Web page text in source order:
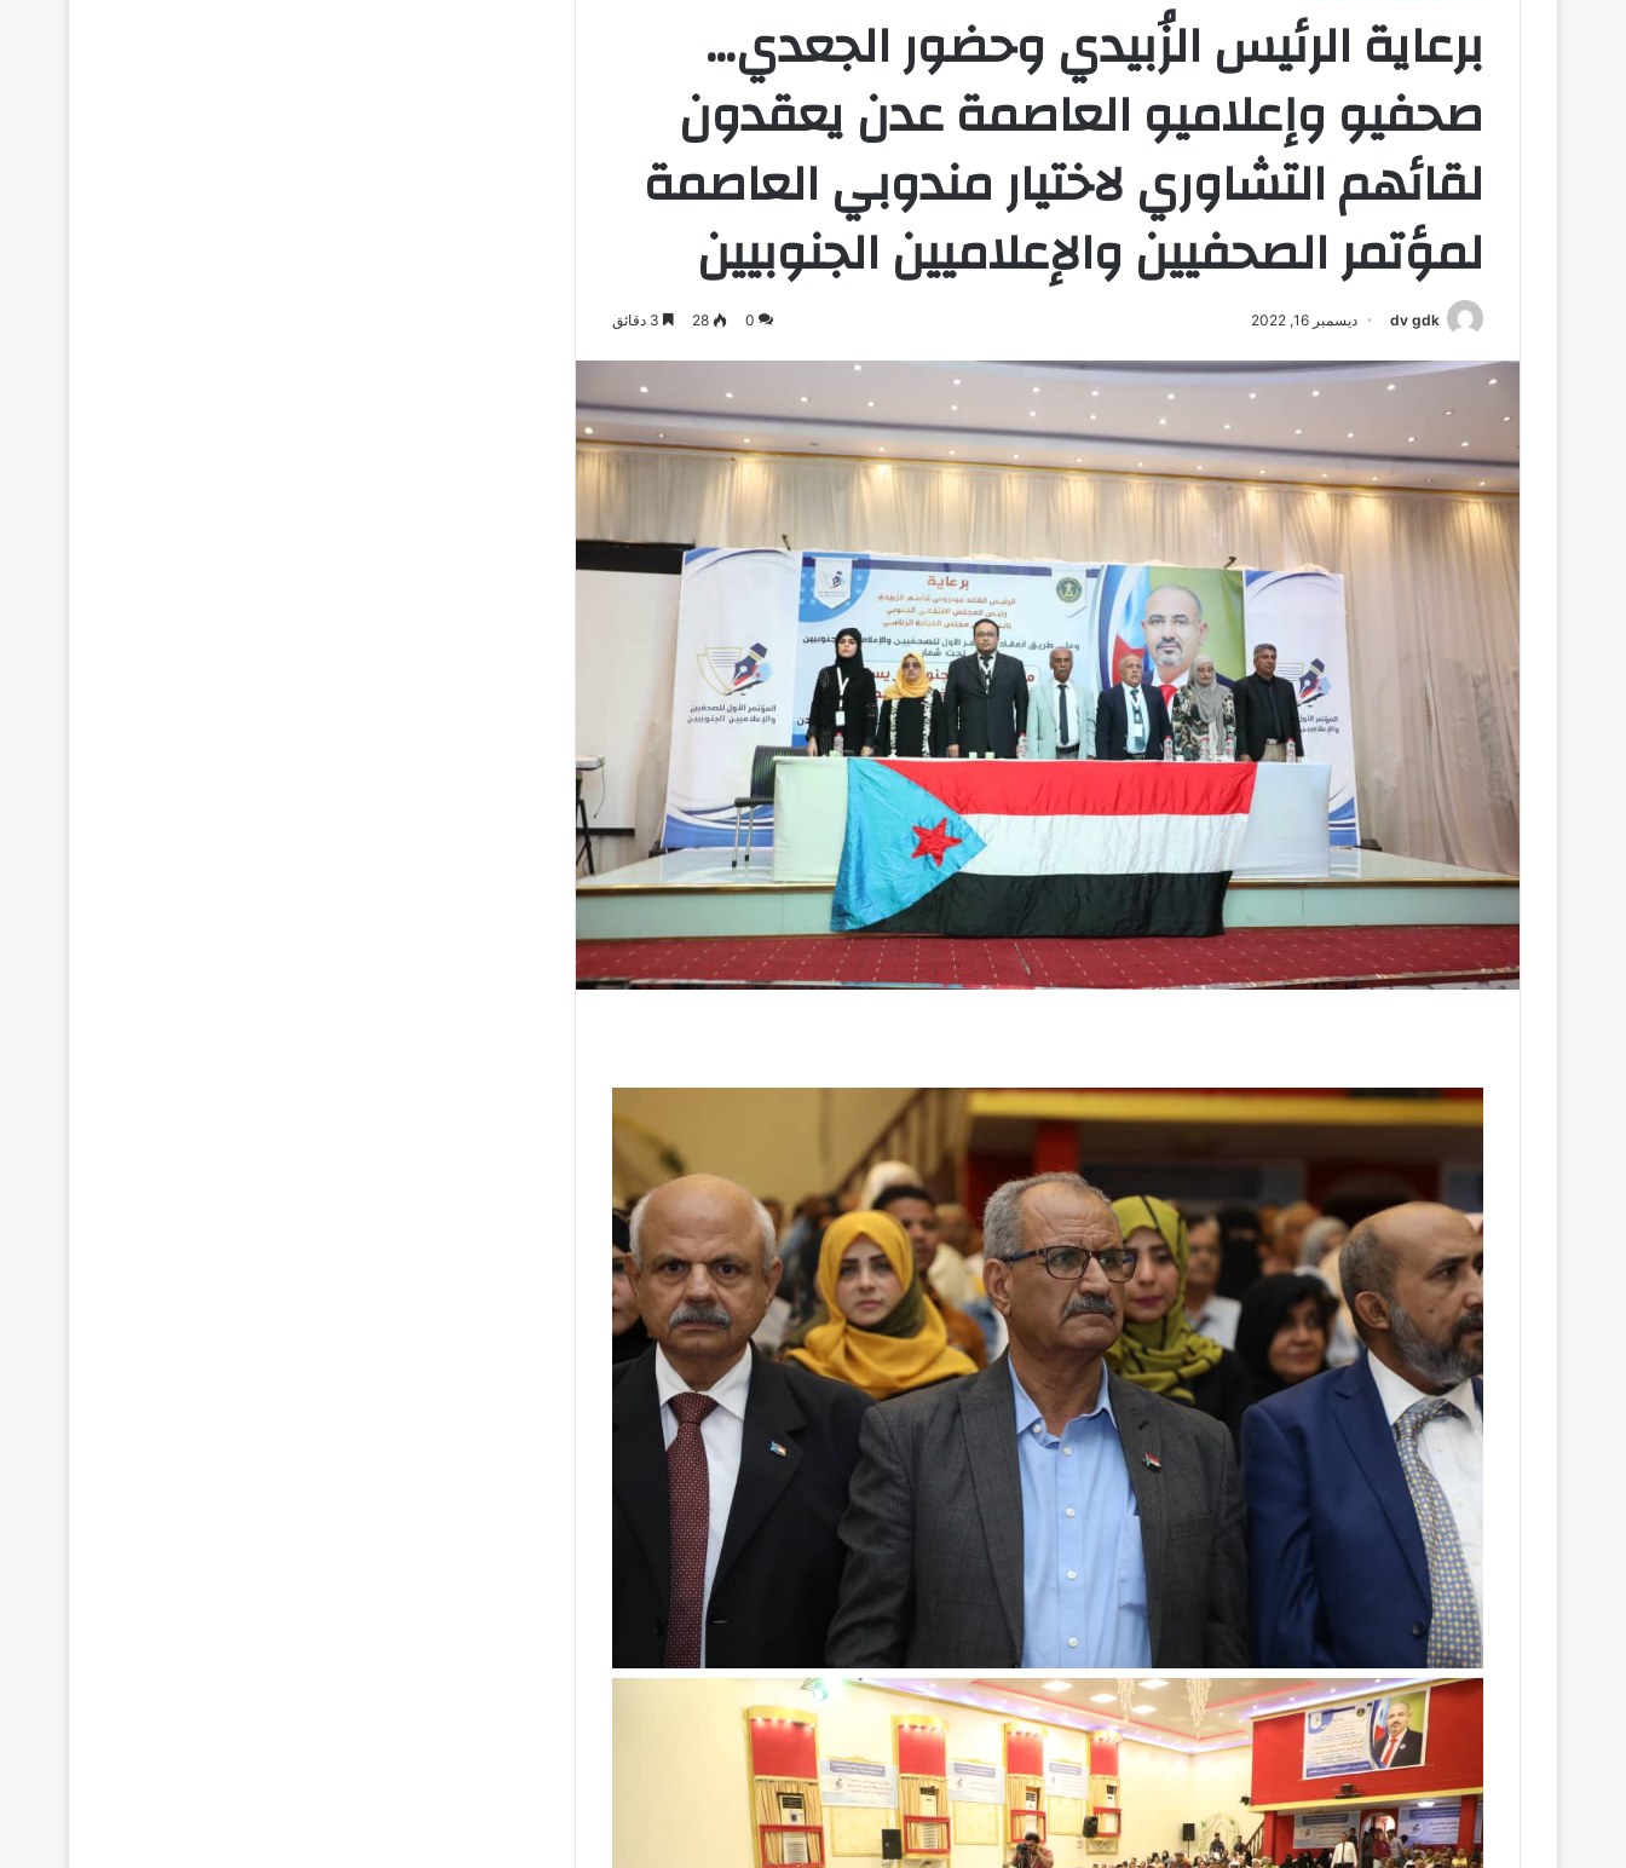
برعاية الرئيس الزُبيدي وحضور الجعدي…
صحفيو وإعلاميو العاصمة عدن يعقدون
لقائهم التشاوري لاختيار مندوبي العاصمة
لمؤتمر الصحفيين والإعلاميين الجنوبيين
dv gdk ديسمبر 16, 2022 0
28